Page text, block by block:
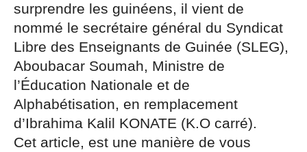
surprendre les guinéens, il vient de
nommé le secrétaire général du Syndicat
Libre des Enseignants de Guinée (SLEG),
Aboubacar Soumah, Ministre de
l’Éducation Nationale et de
Alphabétisation, en remplacement
d’Ibrahima Kalil KONATE (K.O carré).
Cet article, est une manière de vous